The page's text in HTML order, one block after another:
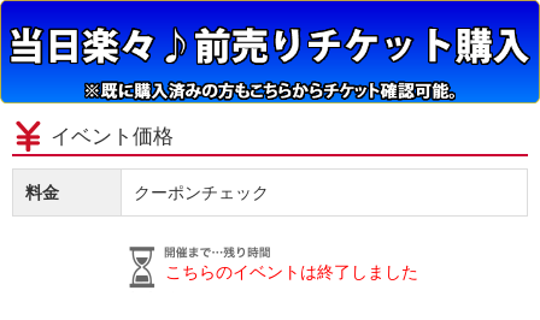
イベント価格
料金 クーポンチェック
こちらのイベントは終了しました